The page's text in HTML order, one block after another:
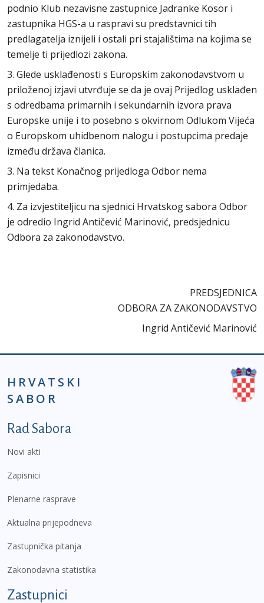
podnio Klub nezavisne zastupnice Jadranke Kosor i
zastupnika HGS-a u raspravi su predstavnici tih
predlagatelja iznijeli i ostali pri stajalištima na kojima se
temelje ti prijedlozi zakona.
3. Glede usklađenosti s Europskim zakonodavstvom u
priloženoj izjavi utvrđuje se da je ovaj Prijedlog usklađen
s odredbama primarnih i sekundarnih izvora prava
Europske unije i to posebno s okvirnom Odlukom Vijeća
o Europskom uhidbenom nalogu i postupcima predaje
između država članica.
3. Na tekst Konačnog prijedloga Odbor nema
primjedaba.
4. Za izvjestiteljicu na sjednici Hrvatskog sabora Odbor
je odredio Ingrid Antičević Marinović, predsjednicu
Odbora za zakonodavstvo.
PREDSJEDNICA
ODBORA ZA ZAKONODAVSTVO
Ingrid Antičević Marinović
HRVATSKI
SABOR
Podnožje prvi izbornik
Rad Sabora
Novi akti
Zapisnici
Plenarne rasprave
Aktualna prijepodneva
Zastupnička pitanja
Zakonodavna statistika
Zastupnici